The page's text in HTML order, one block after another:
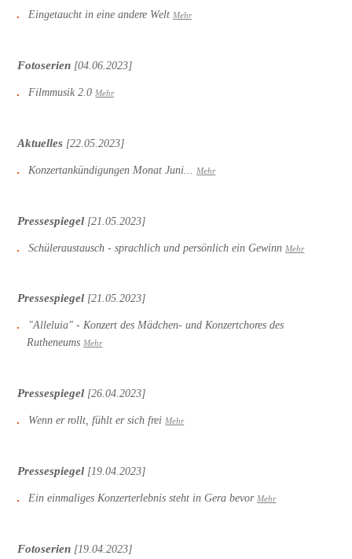
Eingetaucht in eine andere Welt Mehr
Fotoserien [04.06.2023]
Filmmusik 2.0 Mehr
Aktuelles [22.05.2023]
Konzertankündigungen Monat Juni... Mehr
Pressespiegel [21.05.2023]
Schüleraustausch - sprachlich und persönlich ein Gewinn Mehr
Pressespiegel [21.05.2023]
"Alleluia" - Konzert des Mädchen- und Konzertchores des
Rutheneums Mehr
Pressespiegel [26.04.2023]
Wenn er rollt, fühlt er sich frei Mehr
Pressespiegel [19.04.2023]
Ein einmaliges Konzerterlebnis steht in Gera bevor Mehr
Fotoserien [19.04.2023]